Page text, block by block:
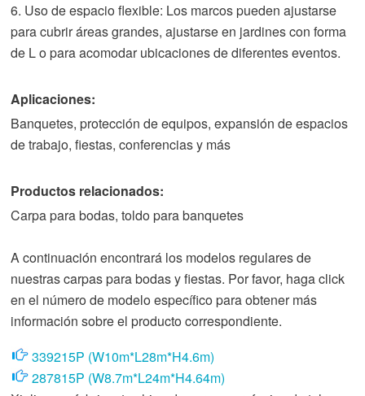
6. Uso de espacio flexible: Los marcos pueden ajustarse
para cubrir áreas grandes, ajustarse en jardines con forma
de L o para acomodar ubicaciones de diferentes eventos.
Aplicaciones:
Banquetes, protección de equipos, expansión de espacios
de trabajo, fiestas, conferencias y más
Productos relacionados:
Carpa para bodas, toldo para banquetes
A continuación encontrará los modelos regulares de
nuestras carpas para bodas y fiestas. Por favor, haga click
en el número de modelo específico para obtener más
información sobre el producto correspondiente.
339215P (W10m*L28m*H4.6m)
287815P (W8.7m*L24m*H4.64m)